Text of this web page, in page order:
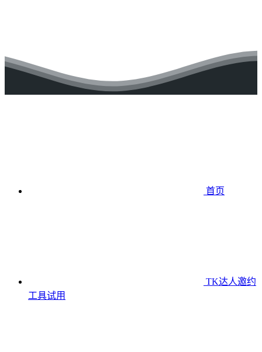
首页
TK达人邀约
工具试用